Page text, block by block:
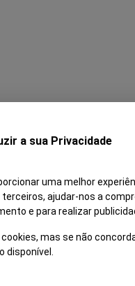
a sua Privacidade
uma melhor
ajudar-nos a
e para realizar
mas se não